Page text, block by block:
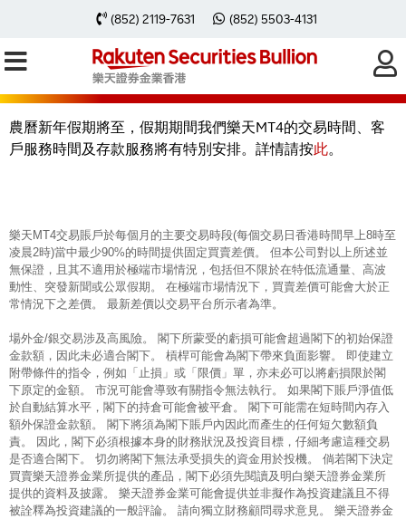
(852) 2119-7631 (852) 5503-4131
【2025 農曆新年假期期間的交易時
間、客戶服務時間及存款安排】
農曆新年假期將至，假期期間我們樂天MT4的交易時間、客
戶服務時間及存款服務將有特別安排。詳情請按此。
樂天MT4交易賬戶於每個月的主要交易時段(每個交易日香港時間早上8時至
凌晨2時)當中最少90%的時間提供固定買賣差價。 但本公司對以上所述並
無保證，且其不適用於極端市場情況，包括但不限於在特低流通量、高波
動性、突發新聞或公眾假期。 在極端市場情況下，買賣差價可能會大於正
常情況下之差價。 最新差價以交易平台所示者為準。
場外金/銀交易涉及高風險。 閣下所蒙受的虧損可能會超過閣下的初始保證
金款額，因此未必適合閣下。 槓桿可能會為閣下帶來負面影響。 即使建立
附帶條件的指令，例如「止損」或「限價」單，亦未必可以將虧損限於閣
下原定的金額。 市況可能會導致有關指令無法執行。 如果閣下賬戶淨值低
於自動結算水平，閣下的持倉可能會被平倉。 閣下可能需在短時間內存入
額外保證金款額。 閣下將須為閣下賬戶內因此而產生的任何短欠數額負
責。 因此，閣下必須根據本身的財務狀況及投資目標，仔細考慮這種交易
是否適合閣下。 切勿將閣下無法承受損失的資金用於投機。 倘若閣下決定
買賣樂天證券金業所提供的產品，閣下必須先閱讀及明白樂天證券金業所
提供的資料及披露。 樂天證券金業可能會提供並非擬作為投資建議且不得
被詮釋為投資建議的一般評論。 請向獨立財務顧問尋求意見。 樂天證券金